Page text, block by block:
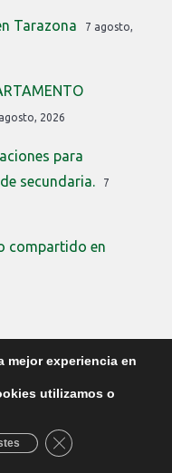
Tarazona 7 agosto,
2026
para
secundaria.
7
compartido en
ARAGÓN ·
PRIVACIDAD
mejor experiencia en
utilizamos o
CERRAR EL